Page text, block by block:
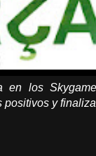
en los
y